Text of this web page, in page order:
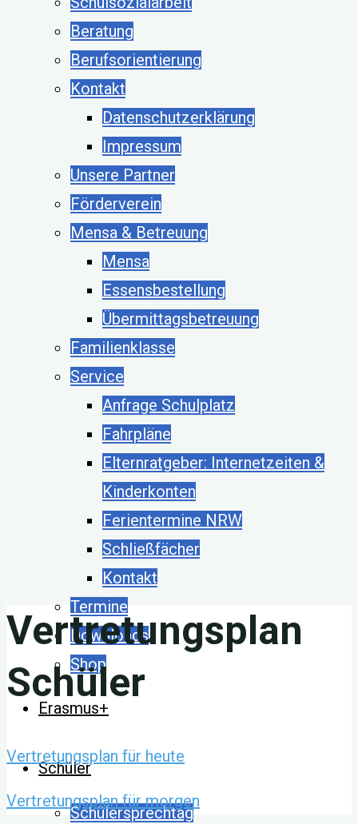
Beratung
Berufsorientierung
Kontakt
Datenschutzerklärung
Impressum
Unsere Partner
Förderverein
Mensa & Betreuung
Mensa
Essensbestellung
Übermittagsbetreuung
Familienklasse
Service
Anfrage Schulplatz
Fahrpläne
Elternratgeber: Internetzeiten &
Kinderkonten
Ferientermine NRW
Schließfächer
Kontakt
Termine
Downloads
Shop
Erasmus+
Schüler
Schülersprechtag
Vertretungsplan
Schüler
Vertretungsplan für heute
Vertretungsplan für morgen